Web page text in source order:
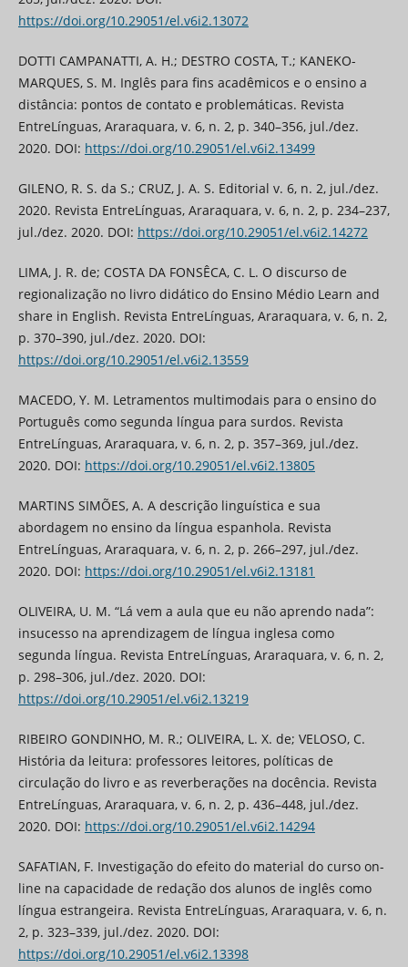
https://doi.org/10.29051/el.v6i2.13072
DOTTI CAMPANATTI, A. H.; DESTRO COSTA, T.; KANEKO-
MARQUES, S. M. Inglês para fins acadêmicos e o ensino a
distância: pontos de contato e problemáticas. Revista
EntreLínguas, Araraquara, v. 6, n. 2, p. 340–356, jul./dez.
2020. DOI: https://doi.org/10.29051/el.v6i2.13499
GILENO, R. S. da S.; CRUZ, J. A. S. Editorial v. 6, n. 2, jul./dez.
2020. Revista EntreLínguas, Araraquara, v. 6, n. 2, p. 234–237,
jul./dez. 2020. DOI: https://doi.org/10.29051/el.v6i2.14272
LIMA, J. R. de; COSTA DA FONSÊCA, C. L. O discurso de
regionalização no livro didático do Ensino Médio Learn and
share in English. Revista EntreLínguas, Araraquara, v. 6, n. 2,
p. 370–390, jul./dez. 2020. DOI:
https://doi.org/10.29051/el.v6i2.13559
MACEDO, Y. M. Letramentos multimodais para o ensino do
Português como segunda língua para surdos. Revista
EntreLínguas, Araraquara, v. 6, n. 2, p. 357–369, jul./dez.
2020. DOI: https://doi.org/10.29051/el.v6i2.13805
MARTINS SIMÕES, A. A descrição linguística e sua
abordagem no ensino da língua espanhola. Revista
EntreLínguas, Araraquara, v. 6, n. 2, p. 266–297, jul./dez.
2020. DOI: https://doi.org/10.29051/el.v6i2.13181
OLIVEIRA, U. M. “Lá vem a aula que eu não aprendo nada”:
insucesso na aprendizagem de língua inglesa como
segunda língua. Revista EntreLínguas, Araraquara, v. 6, n. 2,
p. 298–306, jul./dez. 2020. DOI:
https://doi.org/10.29051/el.v6i2.13219
RIBEIRO GONDINHO, M. R.; OLIVEIRA, L. X. de; VELOSO, C.
História da leitura: professores leitores, políticas de
circulação do livro e as reverberações na docência. Revista
EntreLínguas, Araraquara, v. 6, n. 2, p. 436–448, jul./dez.
2020. DOI: https://doi.org/10.29051/el.v6i2.14294
SAFATIAN, F. Investigação do efeito do material do curso on-
line na capacidade de redação dos alunos de inglês como
língua estrangeira. Revista EntreLínguas, Araraquara, v. 6, n.
2, p. 323–339, jul./dez. 2020. DOI:
https://doi.org/10.29051/el.v6i2.13398